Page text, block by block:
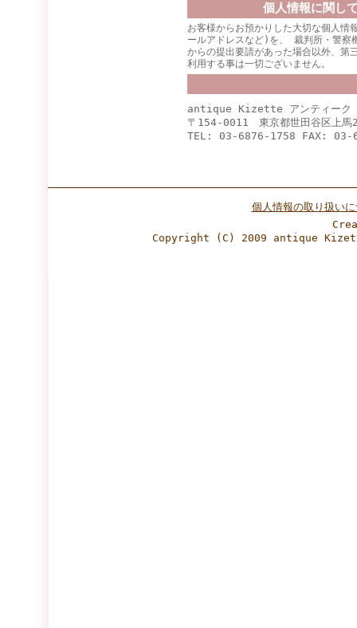
個人情報に関し
お客様からお預かりした大切な個人情
ールアドレスなど)を、 裁判所・警察
からの提出要請があった場合以外、第
利用する事は一切ございません。
antique Kizette アンティーク
〒154-0011 東京都世田谷区上
TEL: 03-6876-1758 FAX: 03-
個人情報の取り扱い
Copyright (C) 2009 antique